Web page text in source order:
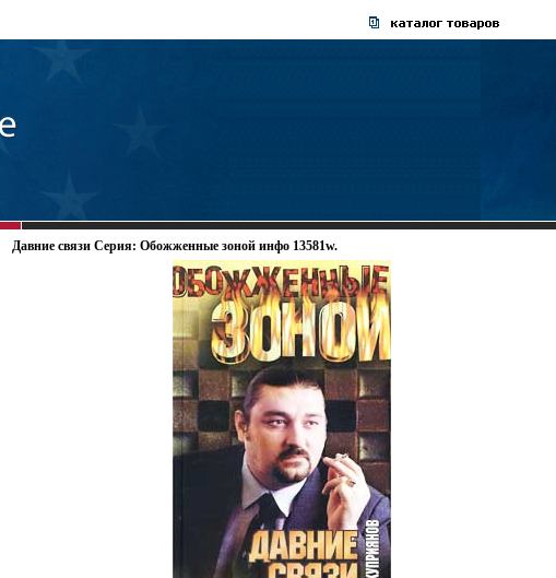
Давние связи Серия: Обожженные зоной инфо 13581w.